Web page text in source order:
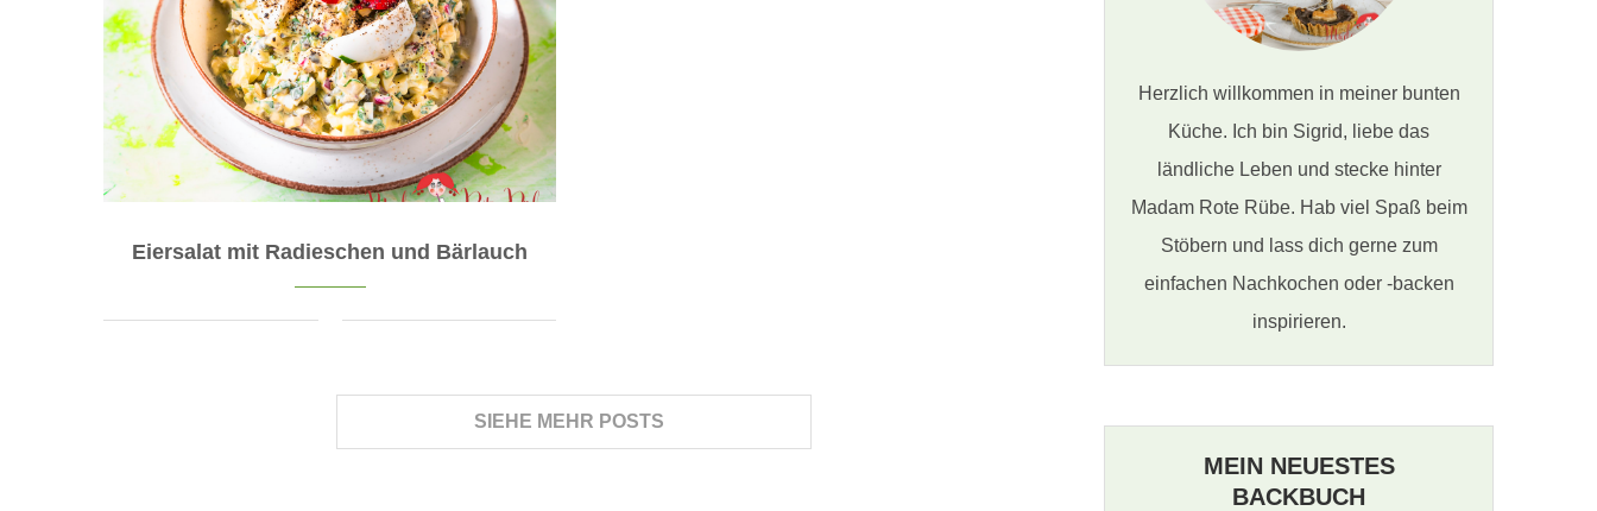
Eiersalat mit Radieschen und Bärlauch
SIEHE MEHR POSTS
Herzlich willkommen in meiner bunten
Küche. Ich bin Sigrid, liebe das
ländliche Leben und stecke hinter
Madam Rote Rübe. Hab viel Spaß beim
Stöbern und lass dich gerne zum
einfachen Nachkochen oder -backen
inspirieren.
MEIN NEUESTES
BACKBUCH